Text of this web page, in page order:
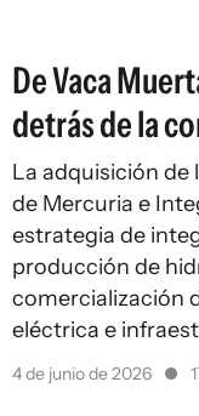
De Vaca
detrás de la
La adquisición de
de Mercuria e
estrategia de
producción de
comercialización
eléctrica e
4 de junio de 2026